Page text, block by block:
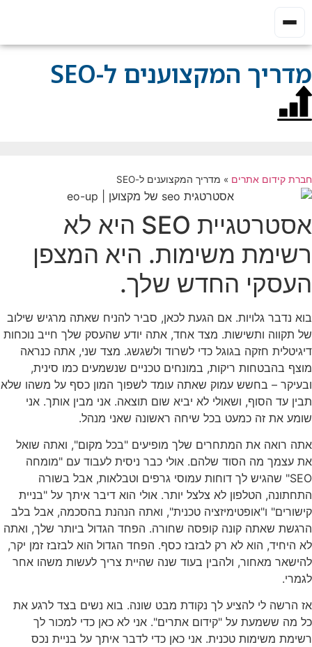
מדריך המקצוענים ל-SEO
חברת קידום אתרים » מדריך המקצוענים ל-SEO
אסטרטגיית SEO היא לא
רשימת משימות. היא המצפן
העסקי החדש שלך.
בוא נדבר גלויות. אם הגעת לכאן, סביר להניח שאתה מרגיש שילוב
של תקווה ותשישות. מצד אחד, אתה יודע שהעסק שלך חייב נוכחות
דיגיטלית חזקה בגוגל כדי לשרוד ולשגשג. מצד שני, אתה כנראה
מוצף בהבטחות ריקות, במונחים טכניים שנשמעים כמו סינית,
ובעיקר – בחשש עמוק שאתה עומד לשפוך המון כסף על משהו שלא
תבין עד הסוף, ושאולי לא יביא שום תוצאה. אני מבין אותך. אני
שומע את זה כמעט בכל שיחה ראשונה שאני מנהל.
אתה רואה את המתחרים שלך מופיעים "בכל מקום", ואתה שואל
את עצמך מה הסוד שלהם. אולי כבר ניסית לעבוד עם "מומחה
SEO" שהגיש לך דוחות עמוסי גרפים וטבלאות, אבל בשורה
התחתונה, הטלפון לא צלצל יותר. אולי הוא דיבר איתך על "בניית
קישורים" ו"אופטימיזציה טכנית", ואתה הנהנת בהסכמה, אבל בלב
הרגשת שאתה קונה קופסה שחורה. הפחד הגדול ביותר שלך, ואתה
לא היחיד, הוא לא רק לבזבז כסף. הפחד הגדול הוא לבזבז זמן יקר,
להישאר מאחור, ולהבין בעוד שנה שהיית צריך לעשות משהו אחר
לגמרי.
אז הרשה לי להציע לך נקודת מבט שונה. בוא נשים בצד לרגע את
כל מה ששמעת על "קידום אתרים". אני לא כאן כדי למכור לך
רשימת משימות טכנית. אני כאן כדי לדבר איתך על בניית נכס